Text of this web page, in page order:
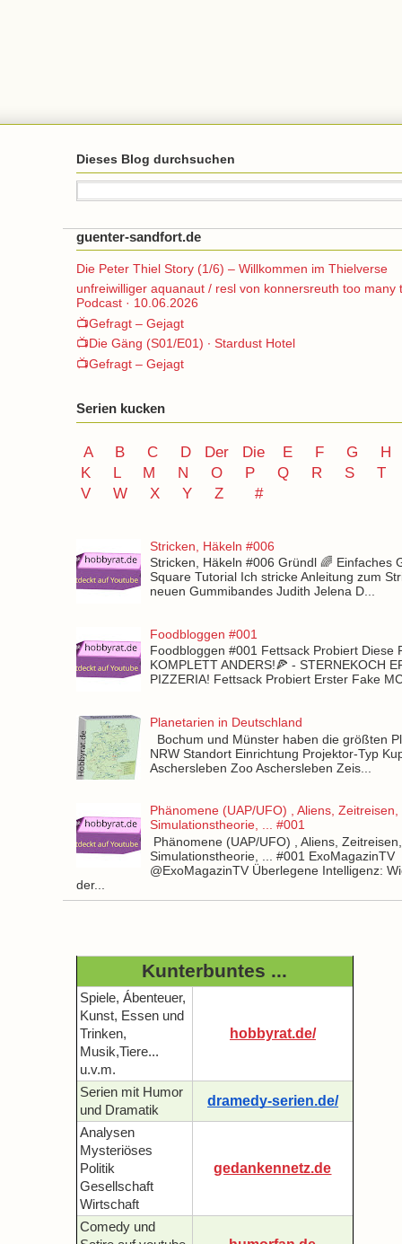
Dieses Blog durchsuchen
guenter-sandfort.de
Die Peter Thiel Story (1/6) – Willkommen im Thielverse
unfreiwilliger aquanaut / resl von konnersreuth too many
Podcast · 10.06.2026
📺Gefragt – Gejagt
📺Die Gäng (S01/E01) ∙ Stardust Hotel
📺Gefragt – Gejagt
Serien kucken
A B C D Der Die E F G
H
K
L M N O P Q R S
T
V
W X Y Z #
Stricken, Häkeln #006
Stricken, Häkeln #006 Gründl 🌈 Einfaches
Square Tutorial Ich stricke Anleitung zum
neuen Gummibandes Judith Jelena D...
Foodbloggen #001
Foodbloggen #001 Fettsack Probiert Diese
KOMPLETT ANDERS!🍕 - STERNEKOCH
PIZZERIA! Fettsack Probiert Erster Fake
Planetarien in Deutschland
Bochum und Münster haben die größten
NRW Standort Einrichtung Projektor-Typ
Aschersleben Zoo Aschersleben Zeis...
Phänomene (UAP/UFO) , Aliens, Zeitreisen,
Simulationstheorie, ... #001
Phänomene (UAP/UFO) , Aliens, Zeitreisen,
Simulationstheorie, ... #001 ExoMagazinTV
@ExoMagazinTV Überlegene Intelligenz:
der...
Kunterbuntes ...
Spiele, Ábenteuer,
Kunst, Essen und
Trinken,
Musik,Tiere...
u.v.m.
hobbyrat.de/
Serien mit Humor
und Dramatik
dramedy-serien.de/
Analysen
Mysteriöses
Politik
Gesellschaft
Wirtschaft
gedankennetz.de
Comedy und